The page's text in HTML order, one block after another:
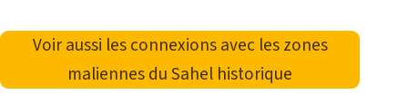
Voir aussi les connexions avec les zones
maliennes duSahel historique